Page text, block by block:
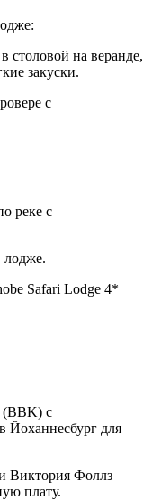
столовой на веранде,
закуски.
с
реке с
лодже.
Safari Lodge 4*
(BBK) с
Йоханнесбург для
Виктория Фоллз
плату.